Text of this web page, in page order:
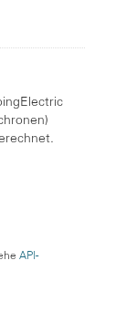
API-